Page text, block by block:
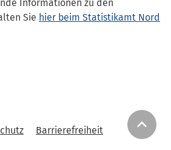
Informationen zu den
Sie hier beim Statistikamt Nord
Barrierefreiheit keyboard_arrow_up